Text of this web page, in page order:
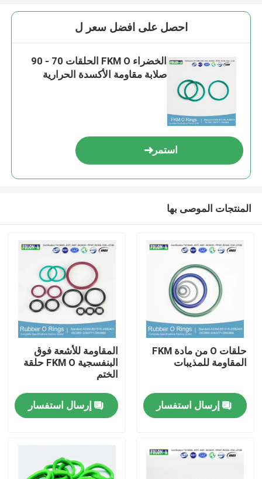
منزل
احصل على افضل سعر ل
الخضراء FKM O الحلقات 70 - 90
صلابة مقاومة الأكسدة الحرارية
استمر
المنتجات الموصى بها
حلقات O من مادة FKM
المقاومة للمذيبات
إرسال استفسار
المقاومة للأشعة فوق
البنفسجية FKM O حلقة
الختم
إرسال استفسار